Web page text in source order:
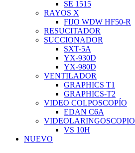
SE 1515
RAYOS X
FIJO WDW HF50-R
RESUCITADOR
SUCCIONADOR
SXT-5A
YX-930D
YX-980D
VENTILADOR
GRAPHICS T1
GRAPHICS-T2
VIDEO COLPOSCOPÍO
EDAN C6A
VIDEOLARINGOSCOPIO
VS 10H
NUEVO